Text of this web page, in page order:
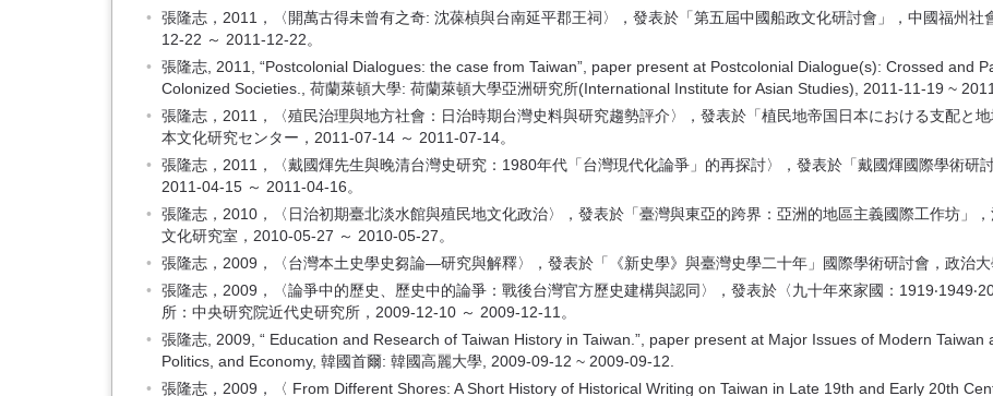
張隆志，2011，〈開萬古得未曾有之奇: 沈葆楨與台南延平郡王祠〉，發表於「第五屆中國船政文化研討會」，中國福州
12-22 ～ 2011-12-22。
張隆志, 2011, “Postcolonial Dialogues: the case from Taiwan”, paper present at Postcolonial Dialogue(s): Crossed and
Colonized Societies., 荷蘭萊頓大學: 荷蘭萊頓大學亞洲研究所(International Institute for Asian Studies), 2011-11-19 ~
張隆志，2011，〈殖民治理與地方社會：日治時期台灣史料與研究趨勢評介〉，發表於「植民地帝国日本における支配と
本文化研究センター，2011-07-14 ～ 2011-07-14。
張隆志，2011，〈戴國煇先生與晚清台灣史研究：1980年代「台灣現代化論爭」的再探討〉，發表於「戴國煇國際學術研
2011-04-15 ～ 2011-04-16。
張隆志，2010，〈日治初期臺北淡水館與殖民地文化政治〉，發表於「臺灣與東亞的跨界：亞洲的地區主義國際工作坊」
文化研究室，2010-05-27 ～ 2010-05-27。
張隆志，2009，〈台灣本土史學史芻論—研究與解釋〉，發表於「《新史學》與臺灣史學二十年」國際學術研討會，政治
張隆志，2009，〈論爭中的歷史、歷史中的論爭：戰後台灣官方歷史建構與認同〉，發表於〈九十年來家國：
所：中央研究院近代史研究所，2009-12-10 ～ 2009-12-11。
張隆志, 2009, “ Education and Research of Taiwan History in Taiwan.”, paper present at Major Issues of Modern
Politics, and Economy, 韓國首爾: 韓國高麗大學, 2009-09-12 ~ 2009-09-12.
張隆志，2009，〈 From Different Shores: A Short History of Historical Writing on Taiwan in Late 19th and Early 20th